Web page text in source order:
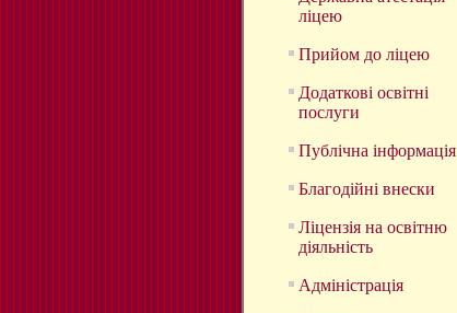
ліцею
Прийом до ліцею
Додаткові освітні
послуги
Публічна інформація
Благодійні внески
Ліцензія на освітню
діяльність
Адміністрація